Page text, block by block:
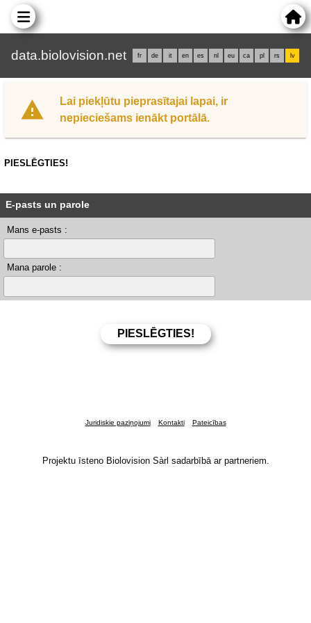
data.biolovision.net fr de it en es nl eu ca pl rs lv
Lai piekļūtu pieprasītajai lapai, ir
nepieciešams ienākt portālā.
PIESLĒGTIES!
E-pasts un parole
Mans e-pasts :
Mana parole :
Juridiskie paziņojumi Kontakti Pateicības
Projektu īsteno Biolovision Sàrl sadarbībā ar partneriem.